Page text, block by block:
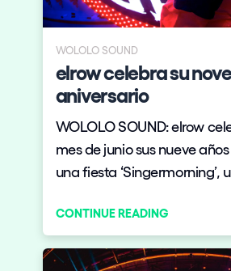
Who we are
Do you want to work with
elrow News
Follow us on tiktok
Follow us on facebook
Follow us on instagram
Follow us on twitter
Follow us on linkedin
Follow us on youtube
Cookies Notice
Legal Notice
Sustainability Policy
WOLOLO SOUND
elrow celebra su
aniversario
WOLOLO SOUND: elrow
mes de junio sus nueve
una fiesta ‘Singermorning’,
CONTINUE READING